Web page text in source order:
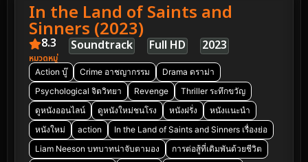
In the Land of Saints and
Sinners (2023)
8.3 Soundtrack Full HD 2023
หมวดหมู่
Action บู๊ Crime อาชญากรรม
Drama ดราม่า
Psychological จิตวิทยา
Revenge
Thriller ระทึกขวัญ
ดูหนังออนไลน์
ดูหนังใหม่ชนโรง หนังฝรั่ง
หนังแนะนำ
หนังใหม่
action
In the Land of Saints and Sinners เรื่องย่อ
Liam Neeson บทบาทน่าจับตามอง
การต่อสู้ที่เดิมพันด้วยชีวิต